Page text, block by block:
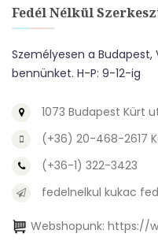
Fedél Nélkül
Személyesen a Budapest,
bennünket. H-P: 9-12-ig
1073 Budapest Kürt
(+36) 20-468-2617
(+36-1) 322-3423
fedelnelkul kukac
Webshopunk: https://